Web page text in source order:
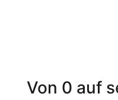
Von 0 auf